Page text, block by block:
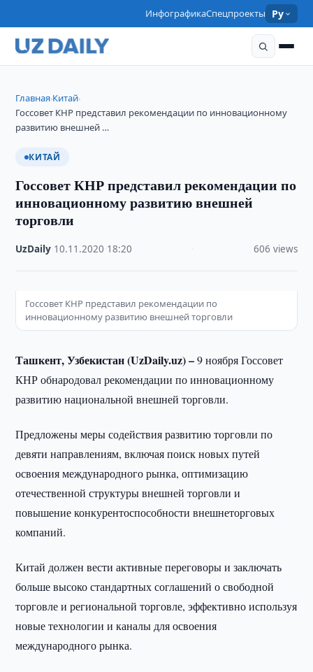
ИнфографикаСпецпроекты Ру
Главная›Китай›
Госсовет КНР представил рекомендации по инновационному
развитию внешней …
КИТАЙ
Госсовет КНР представил рекомендации по
инновационному развитию внешней
торговли
UzDaily 10.11.2020 18:20 606 views
Госсовет КНР представил рекомендации по
инновационному развитию внешней торговли
Ташкент, Узбекистан (UzDaily.uz) –9 ноября Госсовет
КНР обнародовал рекомендации по инновационному
развитию национальной внешней торговли.
Предложены меры содействия развитию торговли по
девяти направлениям, включая поиск новых путей
освоения международного рынка, оптимизацию
отечественной структуры внешней торговли и
повышение конкурентоспособности внешнеторговых
компаний.
Китай должен вести активные переговоры и заключать
больше высоко стандартных соглашений о свободной
торговле и региональной торговле, эффективно используя
новые технологии и каналы для освоения
международного рынка.